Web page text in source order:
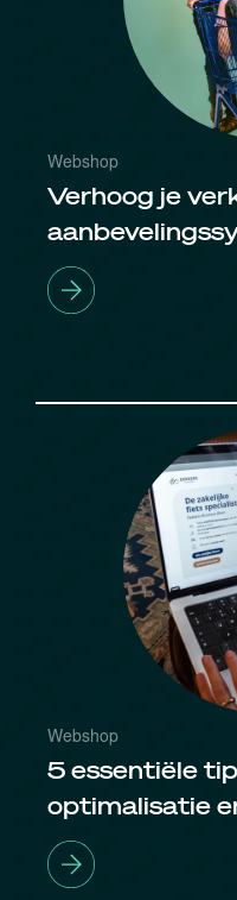
Webshop
Verhoog je
Webshop
5 essentiële
optimalisatie